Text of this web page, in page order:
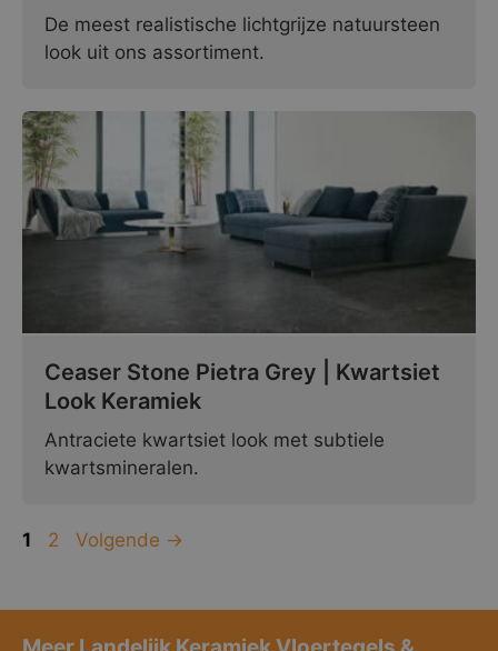
De meest realistische lichtgrijze natuursteen
look uit ons assortiment.
Ceaser Stone Pietra Grey | Kwartsiet
Look Keramiek
Antraciete kwartsiet look met subtiele
kwartsmineralen.
Pagina
1 Pagina
2 Volgende →